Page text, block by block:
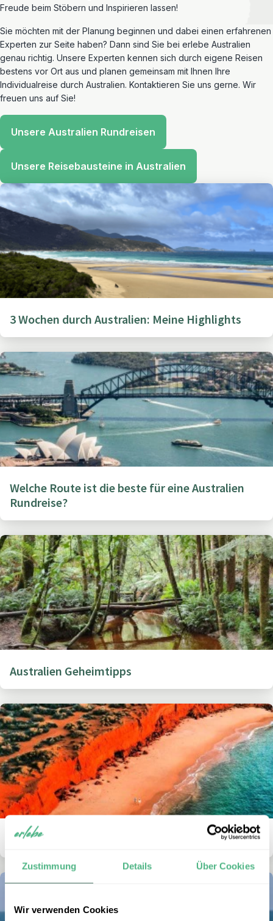
Zustimmung Details Über Cookies
Wir verwenden Cookies
Freude beim Stöbern und Inspirieren lassen!
Sie möchten mit der Planung beginnen und dabei einen erfahrenen
Experten zur Seite haben? Dann sind Sie bei erlebe Australien
genau richtig. Unsere Experten kennen sich durch eigene Reisen
bestens vor Ort aus und planen gemeinsam mit Ihnen Ihre
Individualreise durch Australien. Kontaktieren Sie uns gerne. Wir
freuen uns auf Sie!
Unsere Australien Rundreisen
Unsere Reisebausteine in Australien
3 Wochen durch Australien: Meine Highlights
Welche Route ist die beste für eine Australien
Rundreise?
Australien Geheimtipps
Wann ist die beste Reisezeit für Australien?